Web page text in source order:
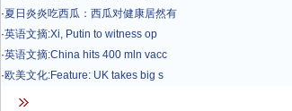
·夏日炎炎吃西瓜：西瓜对健康居然有
·英语文摘:Xi, Putin to witness op
·英语文摘:China hits 400 mln vacc
·欧美文化:Feature: UK takes big s